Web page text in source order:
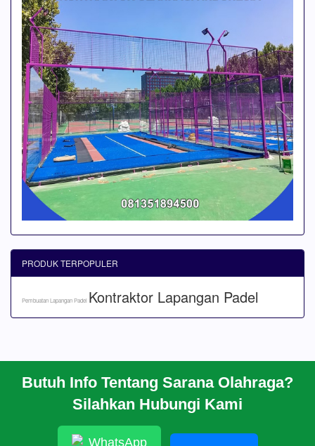
Butuh Info Tentang Sarana Olahraga?
Silahkan Hubungi Kami
WhatsApp
PRODUK TERPOPULER
Pembuatan Lapangan Padel Kontraktor Lapangan Padel
CARA PESAN